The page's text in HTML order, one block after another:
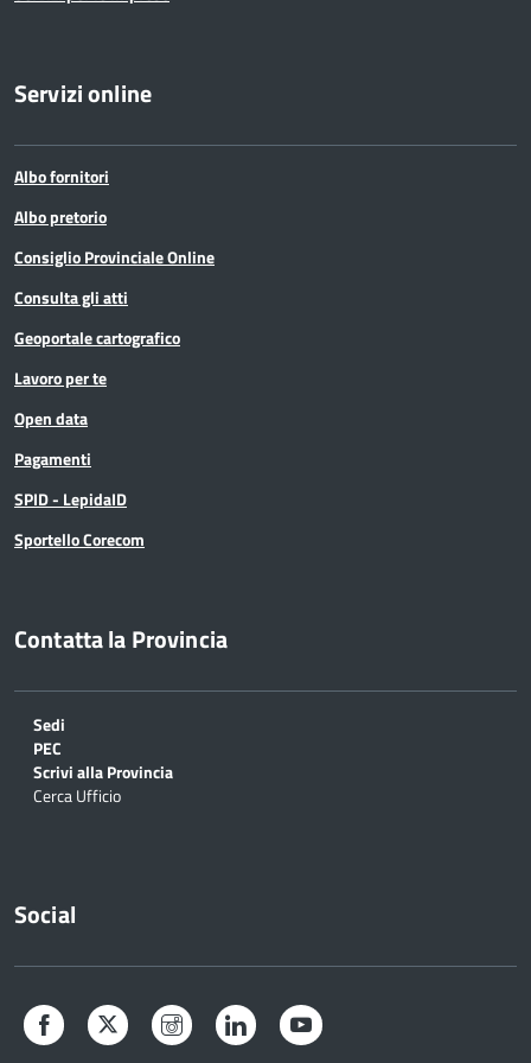
Servizi online
Albo fornitori
Albo pretorio
Consiglio Provinciale Online
Consulta gli atti
Geoportale cartografico
Lavoro per te
Open data
Pagamenti
SPID - LepidaID
Sportello Corecom
Contatta la Provincia
Sedi
PEC
Scrivi alla Provincia
Cerca Ufficio
Social
Facebook Twitter Instagram LinkedIn